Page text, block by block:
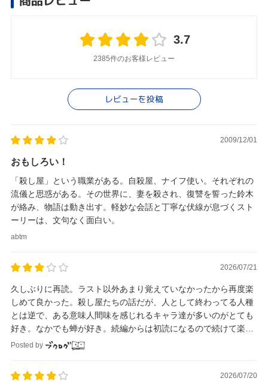
3.7
2385件のお客様レビュー
レビューを投稿
2009/12/01
おもしろい！
「殺し屋」という職業がある。自殺屋、ナイフ使い。それぞれの
流儀と思惑がある。その世界に、妻を殺され、復讐を誓った鈴木
が絡み、物語は動き出す。軽妙な会話と丁寧な伏線が息づくスト
ーリーは、文句なく面白い。
abtm
2026/07/21
久しぶりに再読。ラスト以外あまり覚えていなかったから再度楽
しめて良かった。殺し屋たちの話だが、人として終わってる人種
とは逆で、ある意味人間味を感じれるキャラ達が多いのがとても
好き。なかでも蝉が好き。続編からは初読になるので続けて楽し
もうと思う。楽しく読了。
Posted by
2026/07/20